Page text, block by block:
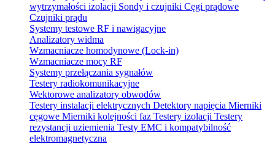
wytrzymałości izolacji Sondy i czujniki Cęgi prądowe
Czujniki prądu
Systemy testowe RF i nawigacyjne
Analizatory widma
Wzmacniacze homodynowe (Lock‑in)
Wzmacniacze mocy RF
Systemy przełączania sygnałów
Testery radiokomunikacyjne
Wektorowe analizatory obwodów
Testery instalacji elektrycznych Detektory napięcia Mierniki
cęgowe Mierniki kolejności faz Testery izolacji Testery
rezystancji uziemienia Testy EMC i kompatybilność
elektromagnetyczna